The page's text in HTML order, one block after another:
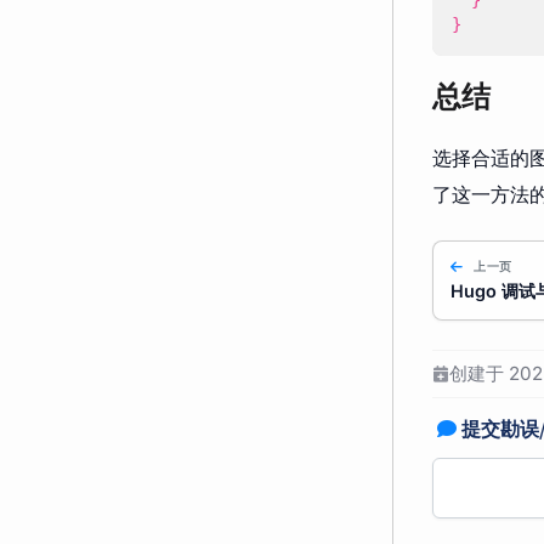
}
总结
选择合适的
了这一方法
上一页
Hugo 调试
创建于
提交勘